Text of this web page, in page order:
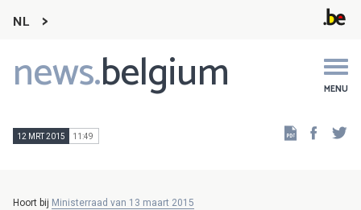
NL
news.belgium MENU
Main
navigation
12 MRT 2015 11:49
Hoort bij Ministerraad van 13 maart 2015